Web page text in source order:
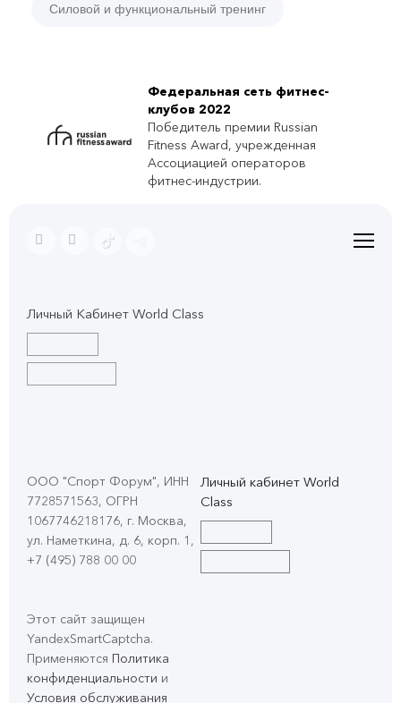
Силовой и функциональный тренинг
Федеральная сеть фитнес-
клубов 2022
Победитель премии Russian
Fitness Award, учрежденная
Ассоциацией операторов
фитнес-индустрии.
Личный Кабинет World Class
ООО "Спорт Форум", ИНН
7728571563, ОГРН
1067746218176, г. Москва,
ул. Наметкина, д. 6, корп. 1 ,
+7 (495) 788 00 00
Этот сайт защищен
YandexSmartCaptcha.
Применяются Политика
конфиденциальности и
Условия обслуживания
Личный кабинет World
Class